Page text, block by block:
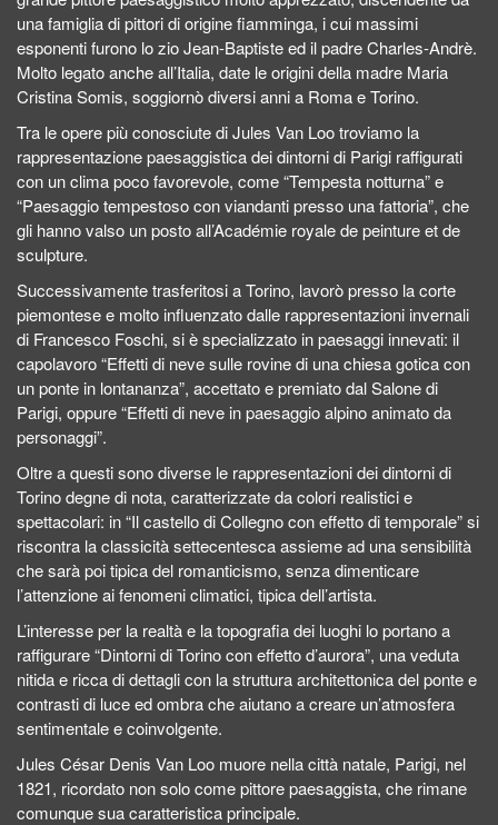
una famiglia di pittori di origine fiamminga, i cui massimi
esponenti furono lo zio Jean-Baptiste ed il padre Charles-Andrè.
Molto legato anche all’Italia, date le origini della madre Maria
Cristina Somis, soggiornò diversi anni a Roma e Torino.
Tra le opere più conosciute di Jules Van Loo troviamo la
rappresentazione paesaggistica dei dintorni di Parigi raffigurati
con un clima poco favorevole, come “Tempesta notturna” e
“Paesaggio tempestoso con viandanti presso una fattoria”, che
gli hanno valso un posto all’Académie royale de peinture et de
sculpture.
Successivamente trasferitosi a Torino, lavorò presso la corte
piemontese e molto influenzato dalle rappresentazioni invernali
di Francesco Foschi, si è specializzato in paesaggi innevati: il
capolavoro “Effetti di neve sulle rovine di una chiesa gotica con
un ponte in lontananza”, accettato e premiato dal Salone di
Parigi, oppure “Effetti di neve in paesaggio alpino animato da
personaggi”.
Oltre a questi sono diverse le rappresentazioni dei dintorni di
Torino degne di nota, caratterizzate da colori realistici e
spettacolari: in “Il castello di Collegno con effetto di temporale” si
riscontra la classicità settecentesca assieme ad una sensibilità
che sarà poi tipica del romanticismo, senza dimenticare
l’attenzione ai fenomeni climatici, tipica dell’artista.
L’interesse per la realtà e la topografia dei luoghi lo portano a
raffigurare “Dintorni di Torino con effetto d’aurora”, una veduta
nitida e ricca di dettagli con la struttura architettonica del ponte e
contrasti di luce ed ombra che aiutano a creare un’atmosfera
sentimentale e coinvolgente.
Jules César Denis Van Loo muore nella città natale, Parigi, nel
1821, ricordato non solo come pittore paesaggista, che rimane
comunque sua caratteristica principale.